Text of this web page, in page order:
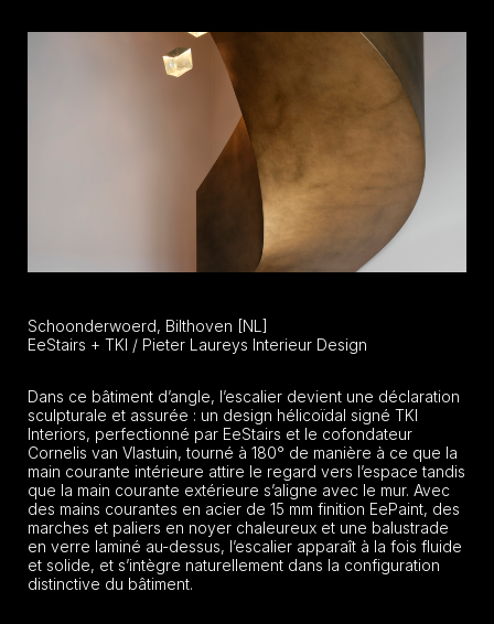
Schoonderwoerd, Bilthoven [NL]
EeStairs + TKI / Pieter Laureys Interieur Design
Dans ce bâtiment d’angle, l’escalier devient une déclaration
sculpturale et assurée : un design hélicoïdal signé TKI
Interiors, perfectionné par EeStairs et le cofondateur
Cornelis van Vlastuin, tourné à 180° de manière à ce que la
main courante intérieure attire le regard vers l’espace tandis
que la main courante extérieure s’aligne avec le mur. Avec
des mains courantes en acier de 15 mm finition EePaint, des
marches et paliers en noyer chaleureux et une balustrade
en verre laminé au-dessus, l’escalier apparaît à la fois fluide
et solide, et s’intègre naturellement dans la configuration
distinctive du bâtiment.